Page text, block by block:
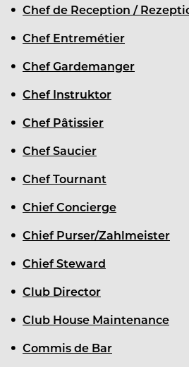
Chef de Reception /
Chef Entremétier
Chef Gardemanger
Chef Instruktor
Chef Pâtissier
Chef Saucier
Chef Tournant
Chief Concierge
Chief Purser/Zahlmeister
Chief Steward
Club Director
Club House Maintenance
Commis de Bar